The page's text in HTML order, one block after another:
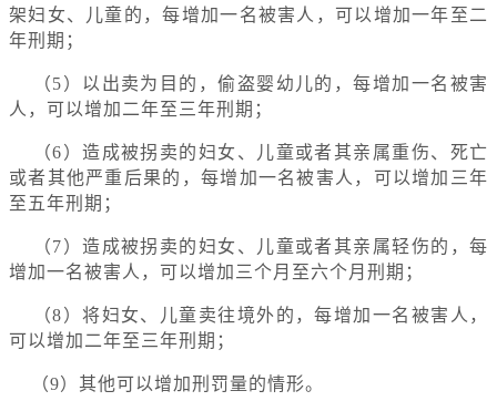
架妇女、儿童的，每增加一名被害人，可以增加一年至二
年刑期；
（5）以出卖为目的，偷盗婴幼儿的，每增加一名被害
人，可以增加二年至三年刑期；
（6）造成被拐卖的妇女、儿童或者其亲属重伤、死亡
或者其他严重后果的，每增加一名被害人，可以增加三年
至五年刑期；
（7）造成被拐卖的妇女、儿童或者其亲属轻伤的，每
增加一名被害人，可以增加三个月至六个月刑期；
（8）将妇女、儿童卖往境外的，每增加一名被害人，
可以增加二年至三年刑期；
（9）其他可以增加刑罚量的情形。